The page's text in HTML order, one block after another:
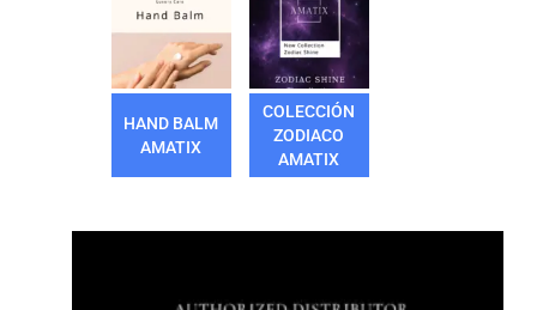
HAND BALM
AMATIX
COLECCIÓN
ZODIACO
AMATIX